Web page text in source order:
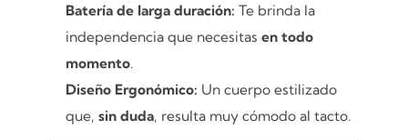
Batería de larga duración: Te brinda la
independencia que necesitasen todo
momento.
Diseño Ergonómico: Un cuerpo estilizado
que,sin duda, resulta muy cómodo al tacto.